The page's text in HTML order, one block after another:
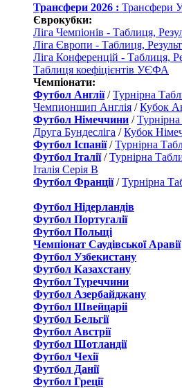
Трансфери 2026 : Трансфери
Єврокубки:
Ліга Чемпіонів - Таблиця,
Ліга Європи - Таблиця,
Ліга Конференцій - Таблиця,
Таблиця коефіцієнтів УЄФА
Чемпіонати:
Футбол Англії/Турнірна
Чемпионшип Англія /Кубок
Футбол Німеччини /
Друга Бундесліга /Кубок
Футбол Іспанії/Турнірна
Футбол Італії/Турнірна
Італія Серія B
Футбол Франції/Турнірна
Футбол Нідерландiв
Футбол Португалії
Футбол Польщі
Чемпіонат Саудівської Аравії
Футбол Узбекистану
Футбол Казахстану
Футбол Туреччини
Футбол Азербайджану
Футбол Швейцаріі
Футбол Бельгії
Футбол Австрії
Футбол Шотландії
Футбол Чехії
Футбол Данії
Футбол Греції